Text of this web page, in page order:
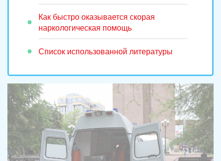
Как быстро оказывается скорая
наркологическая помощь
Список использованной литературы